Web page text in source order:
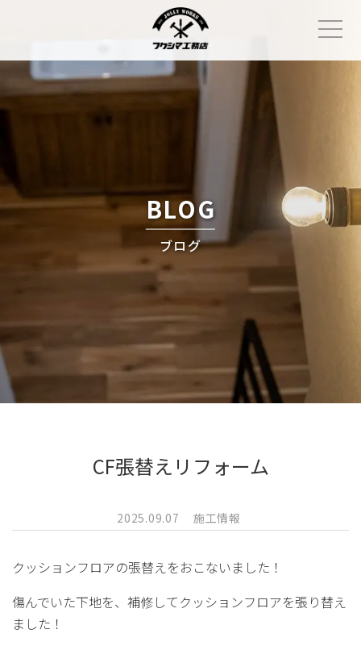
BLOG
ブログ
CF張替えリフォーム
2025.09.07 施工情報
クッションフロアの張替えをおこないました！
傷んでいた下地を、補修してクッションフロアを張り替え
ました！